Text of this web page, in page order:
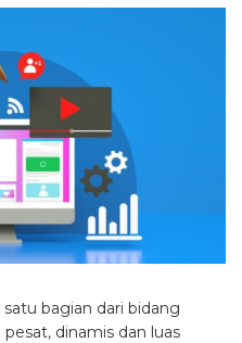
bagian dari bidang
dinamis dan luas